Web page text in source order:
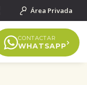
Área Privada
CONTACTAR
WHATSAPP